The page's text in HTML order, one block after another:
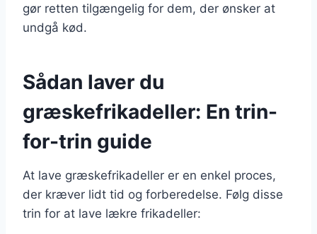
gør retten tilgængelig for dem, der ønsker at
undgå kød.
Sådan laver du
græskefrikadeller: En trin-
for-trin guide
At lave græskefrikadeller er en enkel proces,
der kræver lidt tid og forberedelse. Følg disse
trin for at lave lækre frikadeller: